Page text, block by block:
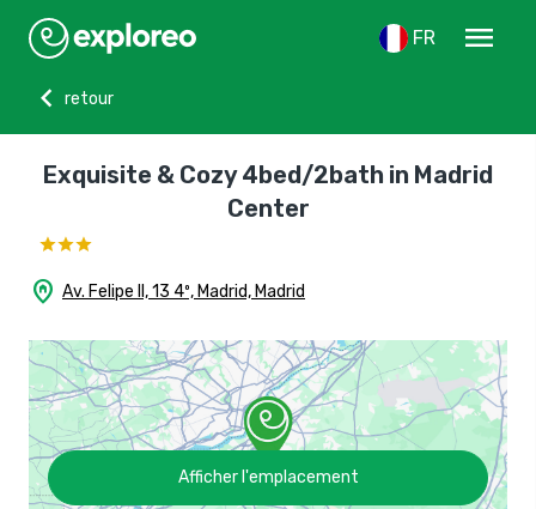
FR
menu
chevron_left
retour
Exquisite & Cozy 4bed/2bath in Madrid
Center
home_pin Av. Felipe II, 13 4º, Madrid, Madrid
Afficher l'emplacement